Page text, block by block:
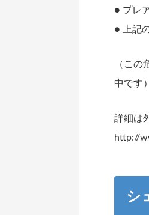
● プレ
● 上記
（こ
中です）
詳細は
http://
シ